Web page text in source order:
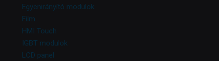
Egyenirányító modulok
Film
HMI Touch
IGBT modulok
LCD panel